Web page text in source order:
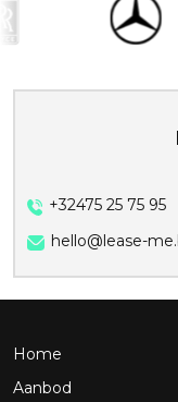
+32475 25 75 95
hello@lease-
Home
Aanbod